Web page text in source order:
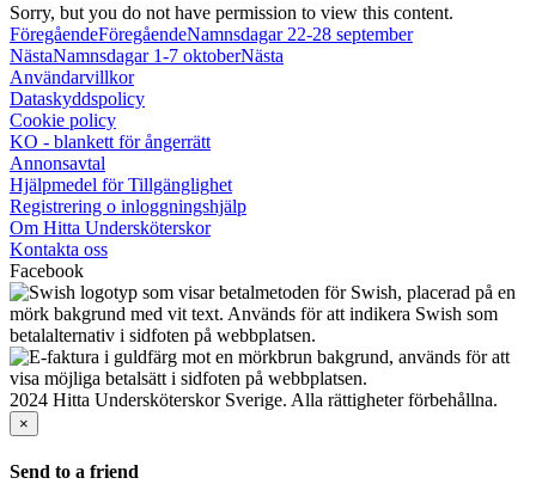
Sorry, but you do not have permission to view this content.
FöregåendeFöregåendeNamnsdagar 22-28 september
NästaNamnsdagar 1-7 oktoberNästa
Användarvillkor
Dataskyddspolicy
Cookie policy
KO - blankett för ångerrätt
Annonsavtal
Hjälpmedel för Tillgänglighet
Registrering o inloggningshjälp
Om Hitta Undersköterskor
Kontakta oss
Facebook
2024 Hitta Undersköterskor Sverige. Alla rättigheter förbehållna.
×
Send to a friend